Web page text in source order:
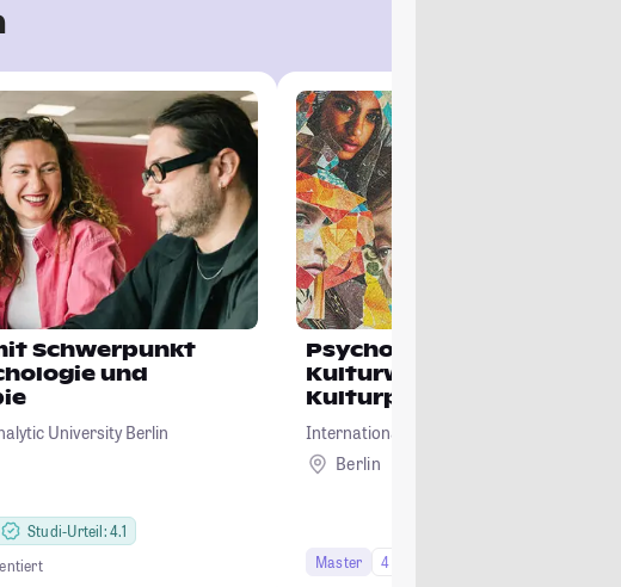
Schwerpunkt
und
University Berlin
Studi-Urteil: 4.1
Psychoanalytische
Kulturwissenschaft und
Kulturpsychologie
International Psychoanalytic University
Berlin
Master 4 Semester